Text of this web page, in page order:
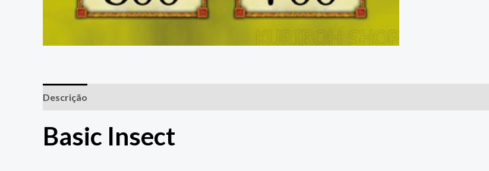
Descrição
Basic Insect